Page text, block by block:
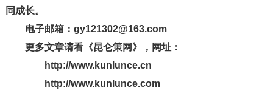
同成长。
电子邮箱：gy121302@163.com
更多文章请看《昆仑策网》，网址：
http://www.kunlunce.cn
http://www.kunlunce.com